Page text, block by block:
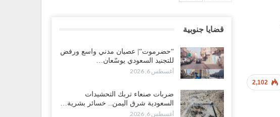
2,102
أغسطس 6, 2026
“حضرموت“| الانتقالي يرفع التصعيد بالعصيان المدني.. ورسالة
تحدٍ للسعودية بشأن النفط..!
أغسطس 6, 2026
“تقرير“| عرب جورنال: استقالة مدير مكتب العليمي.. هل
دخلت سلطة الرئاسي مرحلة التفكك المؤسسي..!
قضايا جنوبية
“حضرموت“| عصيان مدني واسع ورفض
للتجنيد السعودي يوسّعان…
أغسطس 6, 2026
ضربات صنعاء تربك التحشيدات
السعودية شرق اليمن.. خسائر بشرية…
أغسطس 6, 2026